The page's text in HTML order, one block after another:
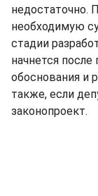
недостаточно.
необходимую
стадии
начнется
обоснования и
также, если
законопроект.